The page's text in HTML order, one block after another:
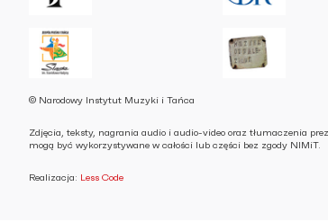
© Narodowy Instytut Muzyki i Tańca
Zdjęcia, teksty, nagrania audio i audio-video oraz tłumaczenia
mogą być wykorzystywane w całości lub części bez zgody NIMiT.
Realizacja: Less Code